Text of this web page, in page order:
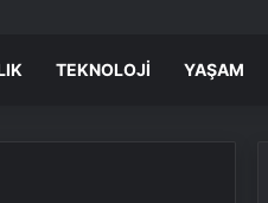
TEKNOLOJI YAŞAM